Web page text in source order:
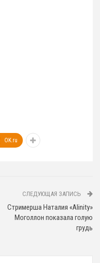
OK.ru
СЛЕДУЮЩАЯ ЗАПИСЬ
Стримерша Наталия «Alinity»
Моголлон показала голую
грудь